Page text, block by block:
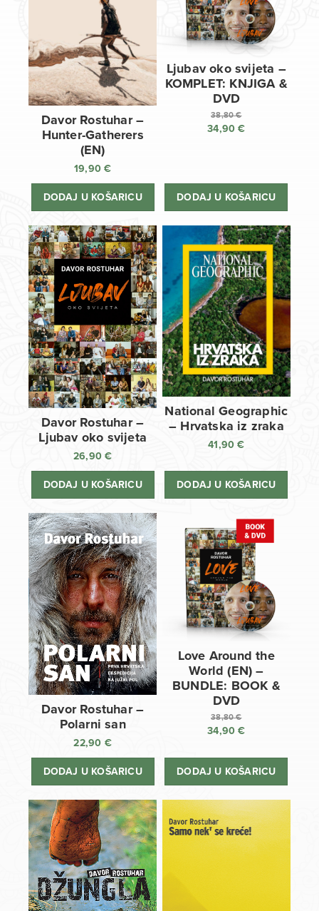
Davor Rostuhar –
Hunter-Gatherers
(EN)
19,90€
DODAJ U KOŠARICU
Ljubav oko svijeta –
KOMPLET: KNJIGA &
DVD
38,80€
Izvorna
38,80 €.
34,90€
34,90 €.
DODAJ U KOŠARICU
Davor Rostuhar –
Ljubav oko svijeta
26,90€
DODAJ U KOŠARICU
National Geographic
– Hrvatska iz zraka
41,90€
DODAJ U KOŠARICU
Davor Rostuhar –
Polarni san
22,90 €
DODAJ U KOŠARICU
Love Around the
World (EN) –
BUNDLE: BOOK &
DVD
38,80€
Izvorna
bila
34,90€
cijena
DODAJ U KOŠARICU